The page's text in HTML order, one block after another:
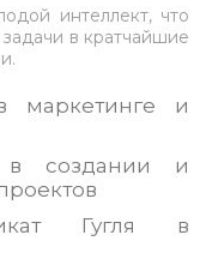
интеллект, что
в кратчайшие
маркетинге и
создании и
Гугля в